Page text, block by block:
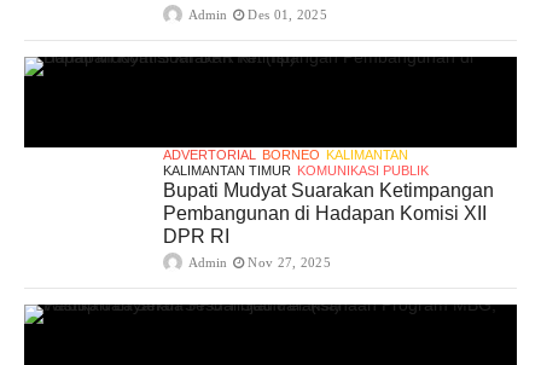
Admin Des 01, 2025
ADVERTORIAL BORNEO KALIMANTAN
KALIMANTAN TIMUR KOMUNIKASI PUBLIK
Bupati Mudyat Suarakan Ketimpangan
Pembangunan di Hadapan Komisi XII
DPR RI
Admin Nov 27, 2025